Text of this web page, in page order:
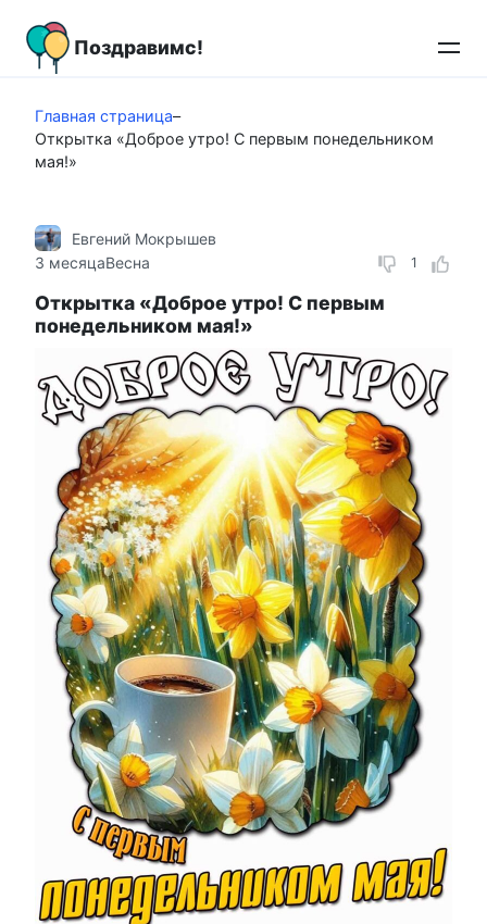
контенту
Поздравимс!
Главная страница–
Открытка «Доброе утро! С первым понедельником
мая!»
1
Евгений Мокрышев
3 месяцаВесна
Открытка «Доброе утро! С первым
понедельником мая!»